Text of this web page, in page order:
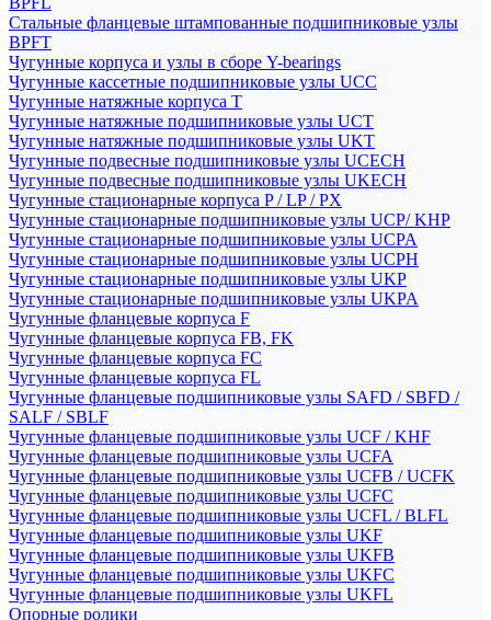
Стальные фланцевые штампованные подшипниковые узлы
BPFT
Чугунные корпуса и узлы в сборе Y-bearings
Чугунные кассетные подшипниковые узлы UCC
Чугунные натяжные корпуса T
Чугунные натяжные подшипниковые узлы UCT
Чугунные натяжные подшипниковые узлы UKT
Чугунные подвесные подшипниковые узлы UCECH
Чугунные подвесные подшипниковые узлы UKECH
Чугунные стационарные корпуса P / LP / PX
Чугунные стационарные подшипниковые узлы UCP/ KHP
Чугунные стационарные подшипниковые узлы UCPA
Чугунные стационарные подшипниковые узлы UCPH
Чугунные стационарные подшипниковые узлы UKP
Чугунные стационарные подшипниковые узлы UKPA
Чугунные фланцевые корпуса F
Чугунные фланцевые корпуса FB, FK
Чугунные фланцевые корпуса FC
Чугунные фланцевые корпуса FL
Чугунные фланцевые подшипниковые узлы SAFD / SBFD /
SALF / SBLF
Чугунные фланцевые подшипниковые узлы UCF / KHF
Чугунные фланцевые подшипниковые узлы UCFA
Чугунные фланцевые подшипниковые узлы UCFB / UCFK
Чугунные фланцевые подшипниковые узлы UCFC
Чугунные фланцевые подшипниковые узлы UCFL / BLFL
Чугунные фланцевые подшипниковые узлы UKF
Чугунные фланцевые подшипниковые узлы UKFB
Чугунные фланцевые подшипниковые узлы UKFC
Чугунные фланцевые подшипниковые узлы UKFL
Опорные ролики